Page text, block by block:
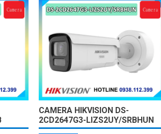
CAMERA HIKVISION DS-
2CD2647G3-LIZS2UY/SRBHUN